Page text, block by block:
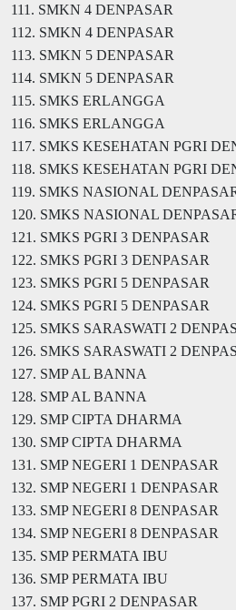
111. SMKN 4 DENPASAR
112. SMKN 4 DENPASAR
113. SMKN 5 DENPASAR
114. SMKN 5 DENPASAR
115. SMKS ERLANGGA
116. SMKS ERLANGGA
117. SMKS KESEHATAN PGRI
118. SMKS KESEHATAN PGRI
119. SMKS NASIONAL
120. SMKS NASIONAL
121. SMKS PGRI 3 DENPASAR
122. SMKS PGRI 3 DENPASAR
123. SMKS PGRI 5 DENPASAR
124. SMKS PGRI 5 DENPASAR
125. SMKS SARASWATI 2
126. SMKS SARASWATI 2
127. SMP AL BANNA
128. SMP AL BANNA
129. SMP CIPTA DHARMA
130. SMP CIPTA DHARMA
131. SMP NEGERI 1 DENPASAR
132. SMP NEGERI 1 DENPASAR
133. SMP NEGERI 8 DENPASAR
134. SMP NEGERI 8 DENPASAR
135. SMP PERMATA IBU
136. SMP PERMATA IBU
137. SMP PGRI 2 DENPASAR